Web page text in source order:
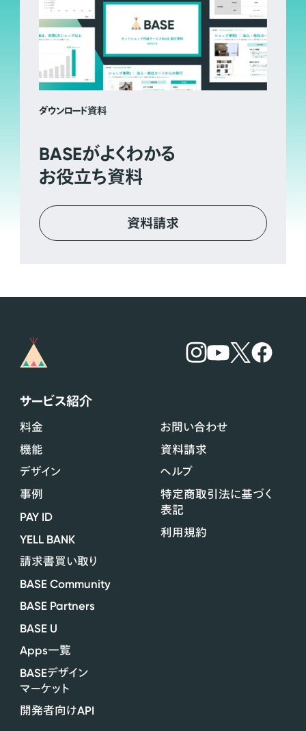
ダウンロード資料
BASEがよくわかる
お役立ち資料
資料請求
サービス紹介
料金
機能
デザイン
事例
PAY ID
YELL BANK
請求書買い取り
BASE Community
BASE Partners
BASE U
Apps一覧
BASEデザイン
マーケット
開発者向けAPI
お問い合わせ
資料請求
ヘルプ
特定商取引法に基づく
表記
利用規約